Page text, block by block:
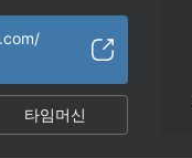
타임머신